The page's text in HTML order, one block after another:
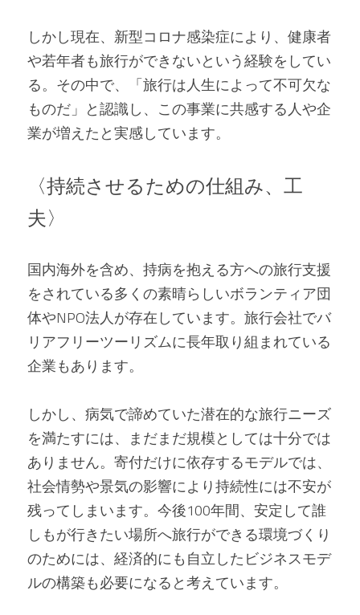
しかし現在、新型コロナ感染症により、健康者
や若年者も旅行ができないという経験をしてい
る。その中で、「旅行は人生によって不可欠な
ものだ」と認識し、この事業に共感する人や企
業が増えたと実感しています。
〈持続させるための仕組み、工
夫〉
国内海外を含め、持病を抱える方への旅行支援
をされている多くの素晴らしいボランティア団
体やNPO法人が存在しています。旅行会社でバ
リアフリーツーリズムに長年取り組まれている
企業もあります。
しかし、病気で諦めていた潜在的な旅行ニーズ
を満たすには、まだまだ規模としては十分では
ありません。寄付だけに依存するモデルでは、
社会情勢や景気の影響により持続性には不安が
残ってしまいます。今後100年間、安定して誰
しもが行きたい場所へ旅行ができる環境づくり
のためには、経済的にも自立したビジネスモデ
ルの構築も必要になると考えています。